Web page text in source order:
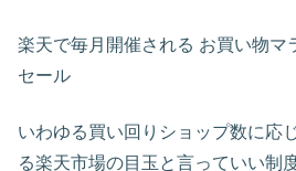
楽天で毎月開催される お買い物マ
セール
いわゆる買い回りショップ数に応
る楽天市場の目玉と言っていい制